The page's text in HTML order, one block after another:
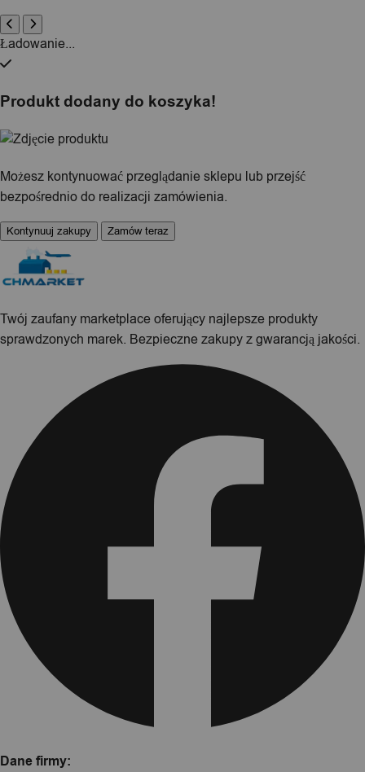
Ładowanie...
Produkt dodany do koszyka!
Możesz kontynuować przeglądanie sklepu lub przejść
bezpośrednio do realizacji zamówienia.
Kontynuuj zakupy Zamów teraz
Twój zaufany marketplace oferujący najlepsze produkty
sprawdzonych marek. Bezpieczne zakupy z gwarancją jakości.
Dane firmy: